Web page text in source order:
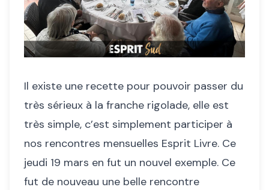
Il existe une recette pour pouvoir passer du
très sérieux à la franche rigolade, elle est
très simple, c’est simplement participer à
nos rencontres mensuelles Esprit Livre. Ce
jeudi 19 mars en fut un nouvel exemple. Ce
fut de nouveau une belle rencontre